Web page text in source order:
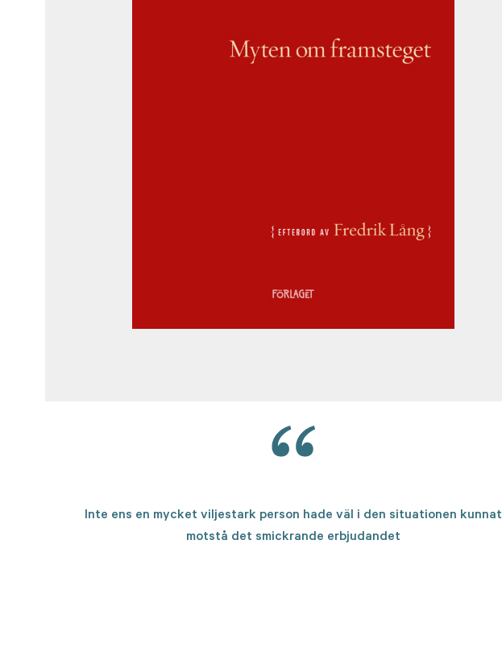
Inte ens en mycket viljestark person hade väl i den situationen kunnat
motstå det smickrande erbjudandet